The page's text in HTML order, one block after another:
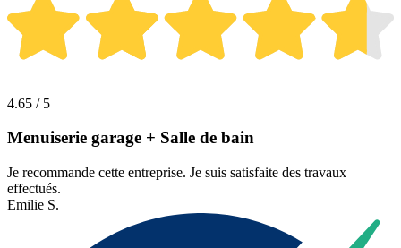
4.65 / 5
Menuiserie garage + Salle de bain
Je recommande cette entreprise. Je suis satisfaite des travaux
effectués.
Emilie S.